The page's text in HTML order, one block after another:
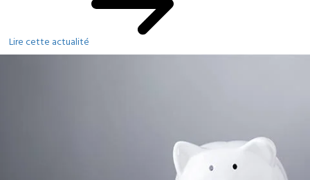
Lire cette actualité